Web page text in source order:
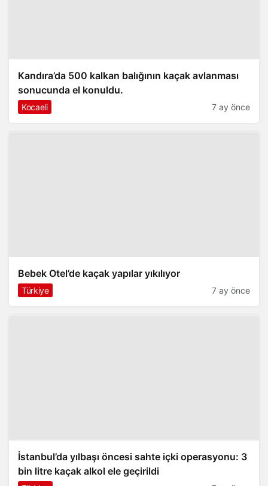
Kandıra’da 500 kalkan balığının kaçak avlanması
sonucunda el konuldu.
Kocaeli 7 ay önce
Bebek Otel’de kaçak yapılar yıkılıyor
Türkiye 7 ay önce
İstanbul’da yılbaşı öncesi sahte içki operasyonu: 3
bin litre kaçak alkol ele geçirildi